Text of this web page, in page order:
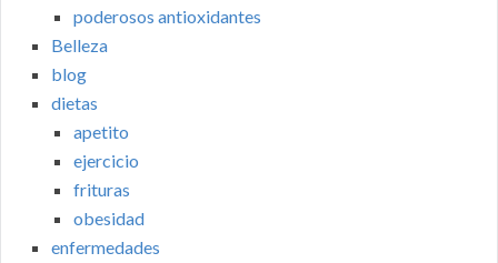
poderosos antioxidantes
Belleza
blog
dietas
apetito
ejercicio
frituras
obesidad
enfermedades